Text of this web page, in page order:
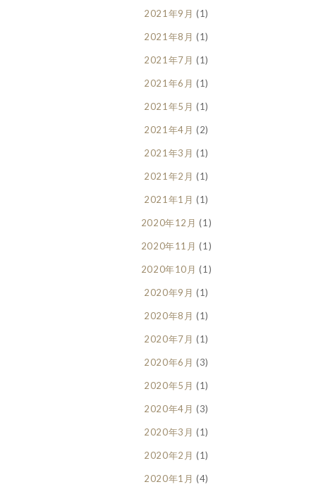
2021年9月 (1)
2021年8月 (1)
2021年7月 (1)
2021年6月 (1)
2021年5月 (1)
2021年4月 (2)
2021年3月 (1)
2021年2月 (1)
2021年1月 (1)
2020年12月 (1)
2020年11月 (1)
2020年10月 (1)
2020年9月 (1)
2020年8月 (1)
2020年7月 (1)
2020年6月 (3)
2020年5月 (1)
2020年4月 (3)
2020年3月 (1)
2020年2月 (1)
2020年1月 (4)